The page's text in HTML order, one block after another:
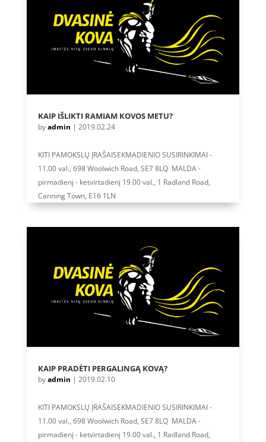
KAIP IŠLIKTI RAMIAM KOVOS METU?
byadmin | 2019.02.24
KITI PAMOKSLŲ ĮRAŠAISEKMADIENIO SUSIRINKIMAI -
11.00 val., 698 Woolwich Road, SE7 8LQ MALDA -
pirmadienį - ketvirtadienį 19.00 val., 1 Radland Road,
Canning Town, E16 1LN
KAIP PRADĖTI PERGALINGĄ KOVĄ?
byadmin | 2019.02.10
KITI PAMOKSLŲ ĮRAŠAISEKMADIENIO SUSIRINKIMAI -
11.00 val., 698 Woolwich Road, SE7 8LQ MALDA -
pirmadienį - ketvirtadienį 19.00 val., 1 Radland Road,